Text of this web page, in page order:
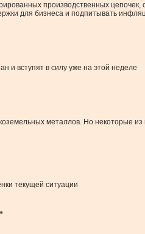
производственных
для бизнеса и подпитывать
и вступят в силу уже на этой неделе
металлов. Но некоторые
текущей ситуации